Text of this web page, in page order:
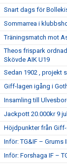
Snart dags för
Sommarrea i
Träningsmatch mot
Theos frispark
Skövde AIK U19
Sedan 1902 , projekt
Giff-lagen igång i
Insamling till
Jackpott 20.000kr 9
Höjdpunkter från
Inför: TG&IF – Grums
Inför: Forshaga IF –